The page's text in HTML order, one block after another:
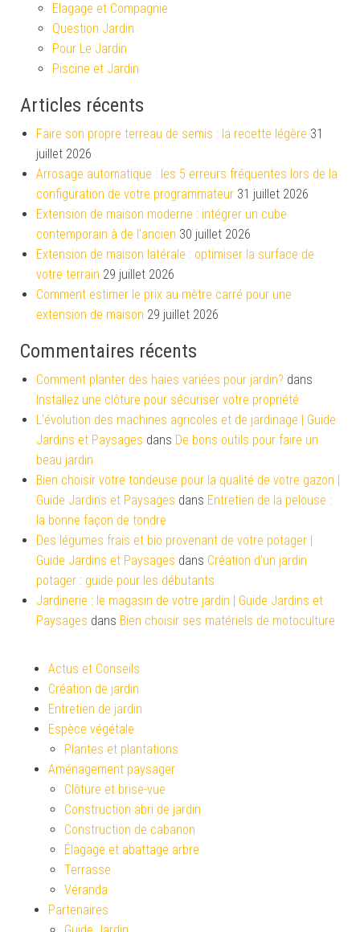
Elagage et Compagnie
Question Jardin
Pour Le Jardin
Piscine et Jardin
Articles récents
Faire son propre terreau de semis : la recette légère 31
juillet 2026
Arrosage automatique : les 5 erreurs fréquentes lors de la
configuration de votre programmateur 31 juillet 2026
Extension de maison moderne : intégrer un cube
contemporain à de l’ancien 30 juillet 2026
Extension de maison latérale : optimiser la surface de
votre terrain 29 juillet 2026
Comment estimer le prix au mètre carré pour une
extension de maison 29 juillet 2026
Commentaires récents
Comment planter des haies variées pour jardin? dans
Installez une clôture pour sécuriser votre propriété
L'évolution des machines agricoles et de jardinage | Guide
Jardins et Paysages dans De bons outils pour faire un
beau jardin
Bien choisir votre tondeuse pour la qualité de votre gazon |
Guide Jardins et Paysages dans Entretien de la pelouse :
la bonne façon de tondre
Des légumes frais et bio provenant de votre potager |
Guide Jardins et Paysages dans Création d’un jardin
potager : guide pour les débutants
Jardinerie : le magasin de votre jardin | Guide Jardins et
Paysages dans Bien choisir ses matériels de motoculture
Actus et Conseils
Création de jardin
Entretien de jardin
Espèce végétale
Plantes et plantations
Aménagement paysager
Clôture et brise-vue
Construction abri de jardin
Construction de cabanon
Élagage et abattage arbre
Terrasse
Véranda
Partenaires